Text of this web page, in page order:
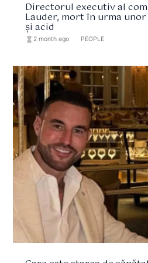
Directorul executiv al
Lauder, mort în urma
și acid
hourglass_full 2 month ago PEOPLE